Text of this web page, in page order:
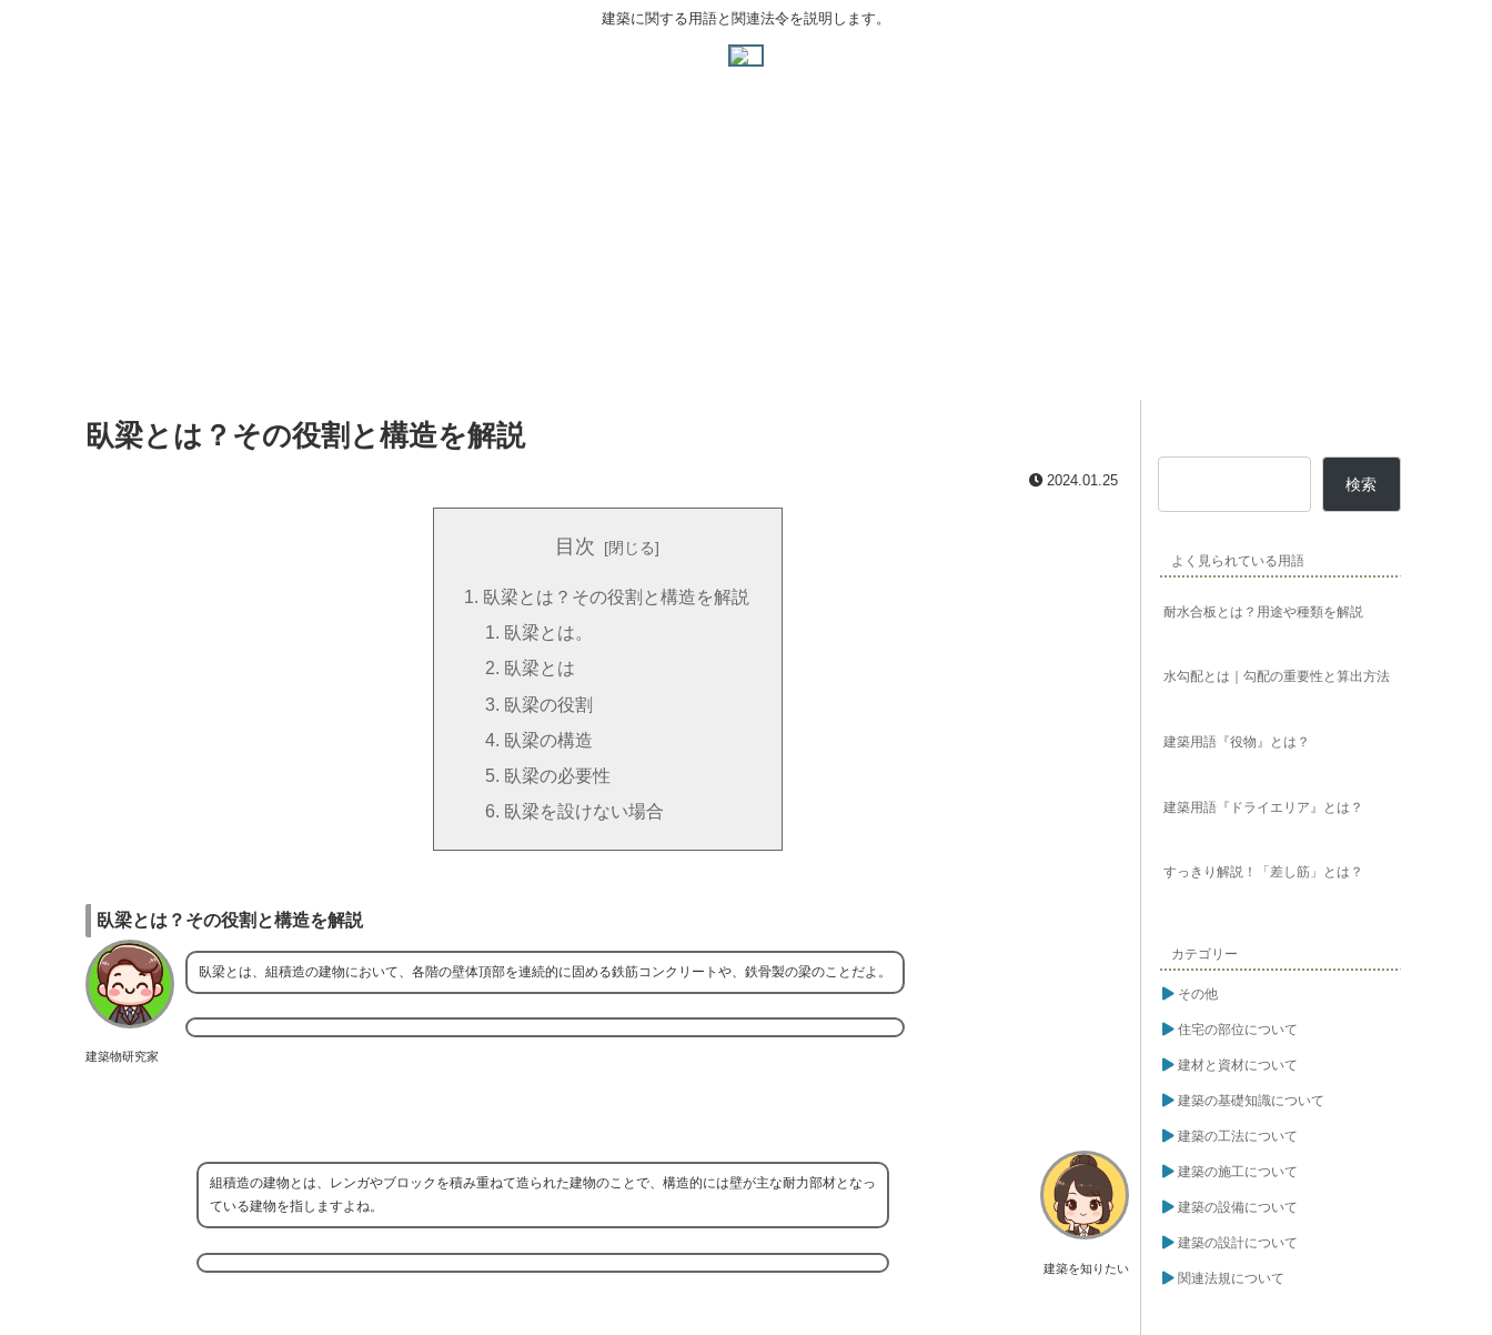
建築に関する用語と関連法令を説明します。
臥梁とは？その役割と構造を解説
2024.01.25
目次
臥梁とは？その役割と構造を解説
臥梁とは。
臥梁とは
臥梁の役割
臥梁の構造
臥梁の必要性
臥梁を設けない場合
臥梁とは？その役割と構造を解説
建築物研究家
臥梁とは、組積造の建物において、各階の壁体頂部を連続的に固める鉄筋コンクリートや、鉄骨製の梁のことだよ。
建築を知りたい
組積造の建物とは、レンガやブロックを積み重ねて造られた建物のことで、構造的には壁が主な耐力部材となっ
ている建物を指しますよね。
検索
よく見られている用語
耐水合板とは？用途や種類を解説
水勾配とは｜勾配の重要性と算出方法
建築用語『役物』とは？
建築用語『ドライエリア』とは？
すっきり解説！「差し筋」とは？
カテゴリー
その他
住宅の部位について
建材と資材について
建築の基礎知識について
建築の工法について
建築の施工について
建築の設備について
建築の設計について
関連法規について